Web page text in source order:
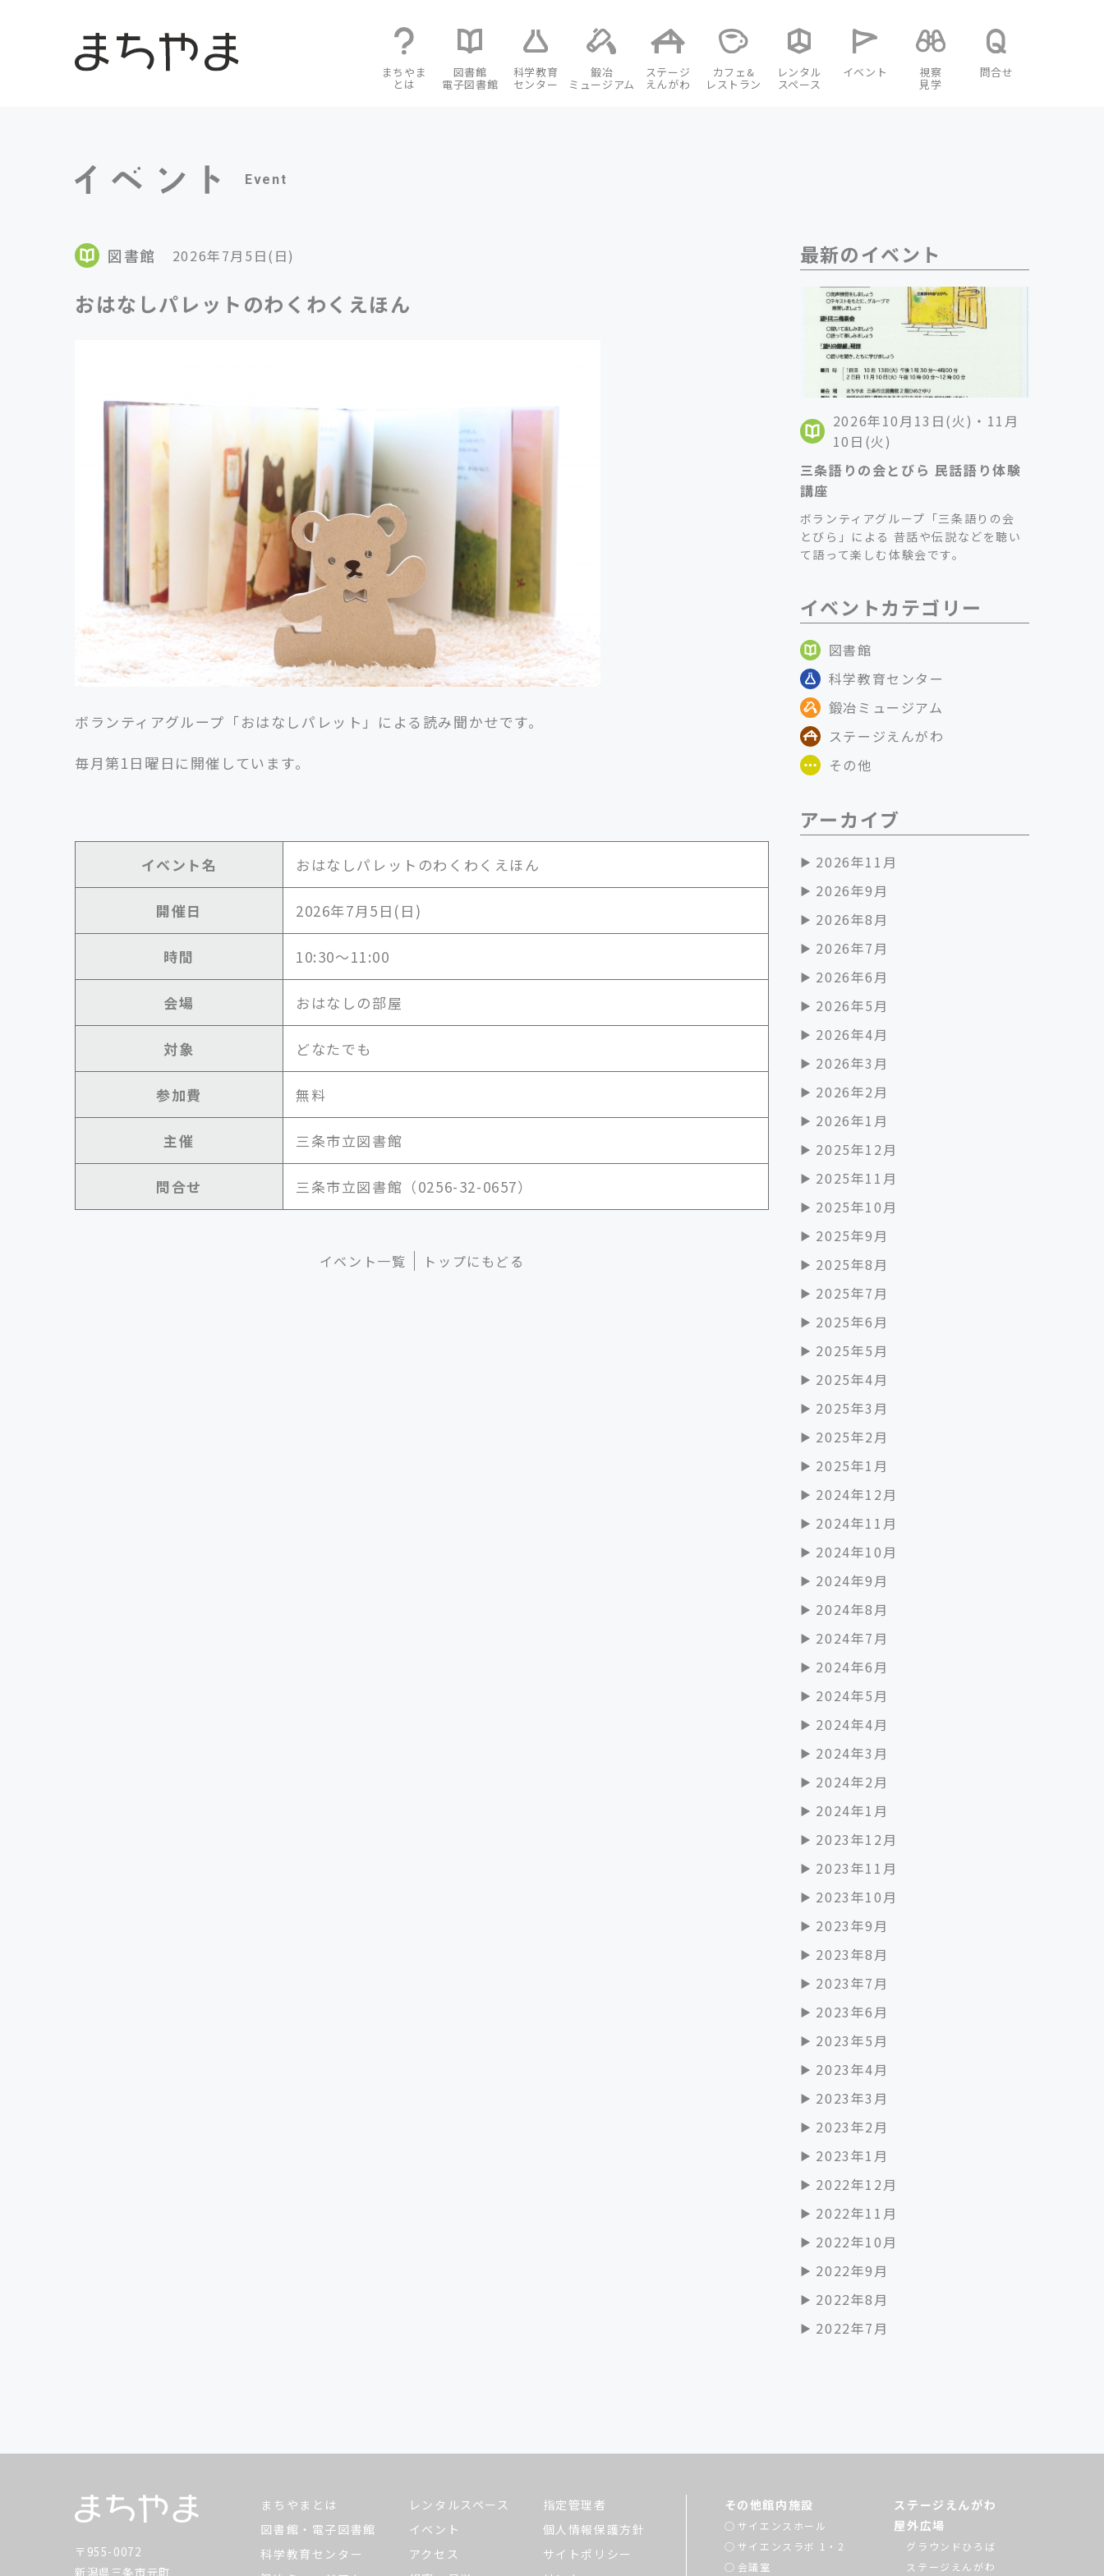
まちやま
とは
図書館
電子図書館
科学教育
センター
鍛冶
ミュージアム
ステージ
えんがわ
カフェ&
レストラン
レンタル
スペース
イベント 視察
見学
問合せ
Event
図書館 2026年7月5日(日)
おはなしパレットのわくわくえほん
ボランティアグループ「おはなしパレット」による読み聞かせです。
毎月第1日曜日に開催しています。
イベント名 おはなしパレットのわくわくえほん
開催日 2026年7月5日(日)
時間 10:30～11:00
会場 おはなしの部屋
対象 どなたでも
参加費 無料
主催 三条市立図書館
問合せ 三条市立図書館（0256-32-0657）
イベント一覧 トップにもどる
最新のイベント
2026年10月13日(火)・11月
10日(火)
三条語りの会とびら 民話語り体験
講座
ボランティアグループ「三条語りの会
とびら」による 昔話や伝説などを聴い
て語って楽しむ体験会です。
イベントカテゴリー
図書館
科学教育センター
鍛冶ミュージアム
ステージえんがわ
その他
アーカイブ
2026年11月
2026年9月
2026年8月
2026年7月
2026年6月
2026年5月
2026年4月
2026年3月
2026年2月
2026年1月
2025年12月
2025年11月
2025年10月
2025年9月
2025年8月
2025年7月
2025年6月
2025年5月
2025年4月
2025年3月
2025年2月
2025年1月
2024年12月
2024年11月
2024年10月
2024年9月
2024年8月
2024年7月
2024年6月
2024年5月
2024年4月
2024年3月
2024年2月
2024年1月
2023年12月
2023年11月
2023年10月
2023年9月
2023年8月
2023年7月
2023年6月
2023年5月
2023年4月
2023年3月
2023年2月
2023年1月
2022年12月
2022年11月
2022年10月
2022年9月
2022年8月
2022年7月
〒955-0072
新潟県三条市元町
まちやまとは
図書館・電子図書館
科学教育センター
レンタルスペース
イベント
アクセス
指定管理者
個人情報保護方針
サイトポリシー
その他館内施設
サイエンスホール
サイエンスラボ 1・2
会議室
ステージえんがわ
屋外広場
グラウンドひろば
ステージえんがわ